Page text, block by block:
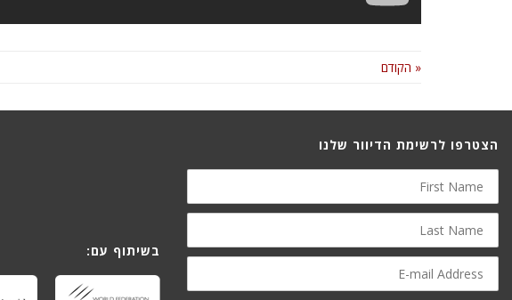
« הקודם
הצטרפו לרשימת הדיוור שלנו
First
Name
Last
Name
E-
mail
Address
בשיתוף עם: